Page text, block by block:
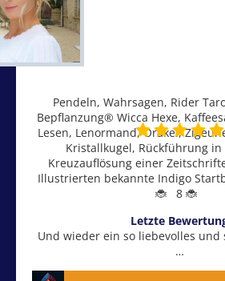
Aktueller Hinweis:
Heilpädagogische Emailberatung -
Balazs Havasi Fan Post
Pendeln, Wahrsagen, Rider
Bepflanzung® Wicca Hexe,
Lesen, Lenormand, Orakel,
Kristallkugel, Rückführung
Kreuzauflösung einer
Illustrierten bekannte Indigo
🐞 8 🐞
Letzte
Und wieder ein so liebevolles und
…